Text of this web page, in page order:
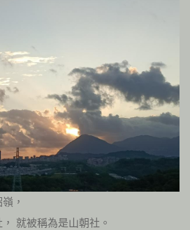
，
就被稱為是山朝社。